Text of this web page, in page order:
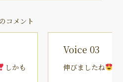
コメント
しかも
Voice 03
伸びましたね